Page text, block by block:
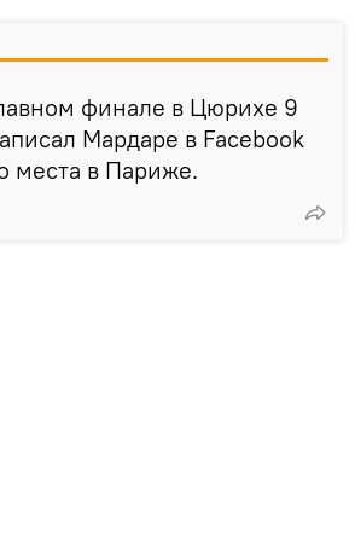
финале в Цюрихе 9
Мардаре в Facebook
места в Париже.